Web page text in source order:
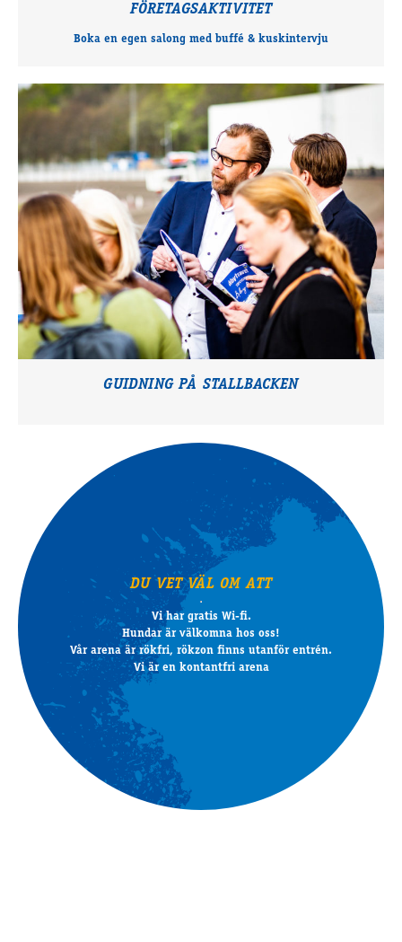
FÖRETAGSAKTIVITET
Boka en egen salong med buffé & kuskintervju
GUIDNING PÅ STALLBACKEN
DU VET VÄL OM ATT
Vi har gratis Wi-fi.
Hundar är välkomna hos oss!
Vår arena är rökfri, rökzon finns utanför entrén.
Vi är en kontantfri arena